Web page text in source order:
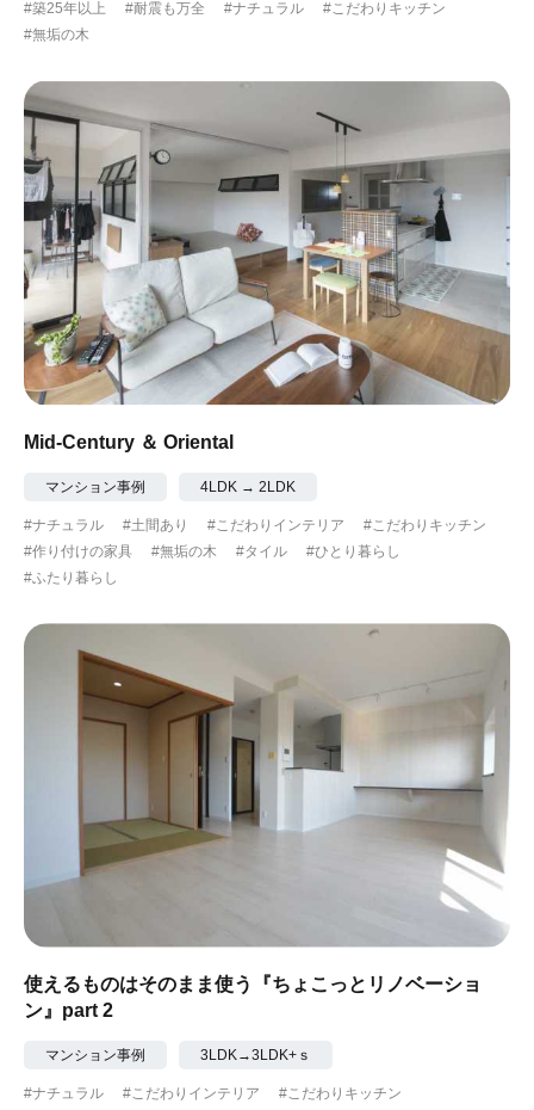
#築25年以上 #耐震も万全 #ナチュラル
#こだわりキッチン
#無垢の木
Mid-Century ＆ Oriental
マンション事例 4LDK → 2LDK
#ナチュラル #土間あり #こだわりインテリア
#こだわりキッチン
#作り付けの家具
#無垢の木 #タイル
#ひとり暮らし
#ふたり暮らし
使えるものはそのまま使う『ちょこっとリノベーショ
ン』part 2
マンション事例 3LDK→3LDK+ｓ
#ナチュラル #こだわりインテリア
#こだわりキッチン